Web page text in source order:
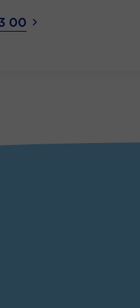
00